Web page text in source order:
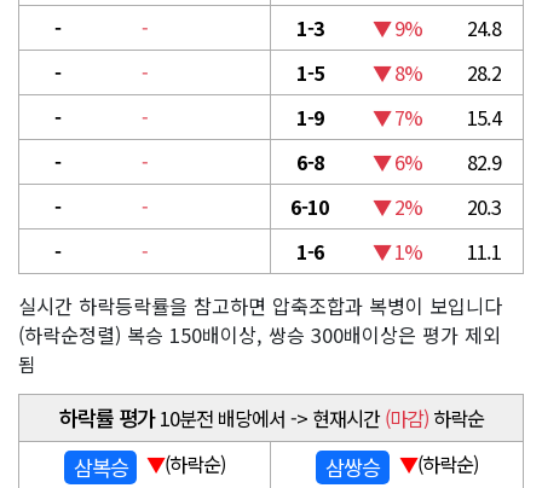
-
- 1-3 ▼ 9%
24.8
-
- 1-5 ▼ 8%
28.2
-
- 1-9 ▼ 7%
15.4
-
- 6-8 ▼ 6%
82.9
-
- 6-10 ▼ 2%
20.3
-
- 1-6 ▼ 1%
11.1
실시간 하락등락률을 참고하면 압축조합과 복병이 보입니다
(하락순정렬) 복승 150배이상, 쌍승 300배이상은 평가 제외
됨
하락률 평가 10분전 배당에서 -> 현재시간(마감)하락순
삼복승 ▼(하락순) 삼쌍승 ▼(하락순)